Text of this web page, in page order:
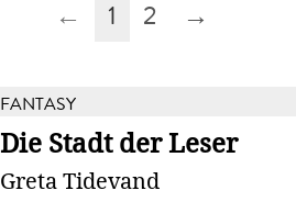
← 1 2 →
FANTASY
Die Stadt der Leser
Greta Tidevand